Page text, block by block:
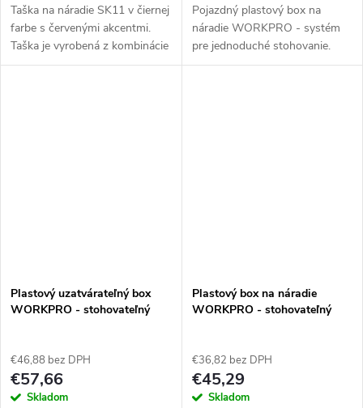
Taška na náradie SK11 v čiernej
farbe s červenými akcentmi.
Taška je vyrobená z kombinácie
nylonu a koženky. Celkovo 4
Pojazdný plastový box na
náradie WORKPRO - systém
pre jednoduché stohovanie.
Vložené priehradky a bočný
Plastový uzatvárateľný box
WORKPRO - stohovateľný
€46,88 bez DPH
€57,66
Skladom
Plastový box na náradie
WORKPRO - stohovateľný
€36,82 bez DPH
€45,29
Skladom